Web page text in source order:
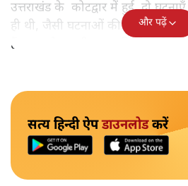
उत्तराखंड के कोटद्वार में हुई दो
ही थी, जैसी घटनाओं की खबर हम
हैं।भारत के तक़रीबन हर हिस्से से ऐसी
और पढ़ें
सत्य हिन्दी ऐपडाउनलोडकरें